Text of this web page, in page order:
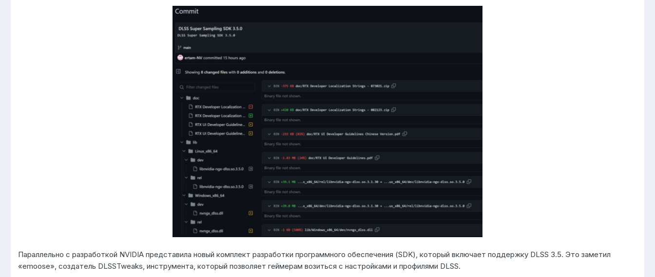
Параллельно с разработкой NVIDIA представила новый комплект разработки программного обеспечения (SDK), который включает поддержку DLSS 3.5. Это заметил
«emoose», создатель DLSSTweaks, инструмента, который позволяет геймерам возиться с настройками и профилями DLSS.